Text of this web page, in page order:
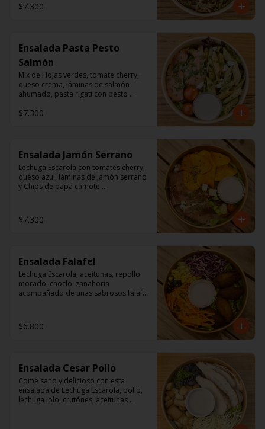
limón, sal, cúrcuma, comino y
$7.300
Ensalada Pasta Pesto
Salmón
Mix de Hojas verdes, tomate cherry,
queso crema, láminas de salmón
ahumado, pasta rigati con pesto
mayonesa, jugo de limón, sal,
$7.300
Ensalada Jamón Serrano
Lechuga Escarola con tomates cherry,
queso azul, láminas de jamón serrano
y Chips de papa camote.
$7.300
Ensalada Falafel
Lechuga Escarola, aceitunas, repollo
morado, choclo, zanahoria
acompañado de unas sabrosos falafel
Aderezo a base de mayonesa.
$6.800
Ensalada Cesar Pollo
Come sano y delicioso con esta
ensalada de Lechuga Escarola, pollo,
lechuga lolo, crutónes, aceitunas